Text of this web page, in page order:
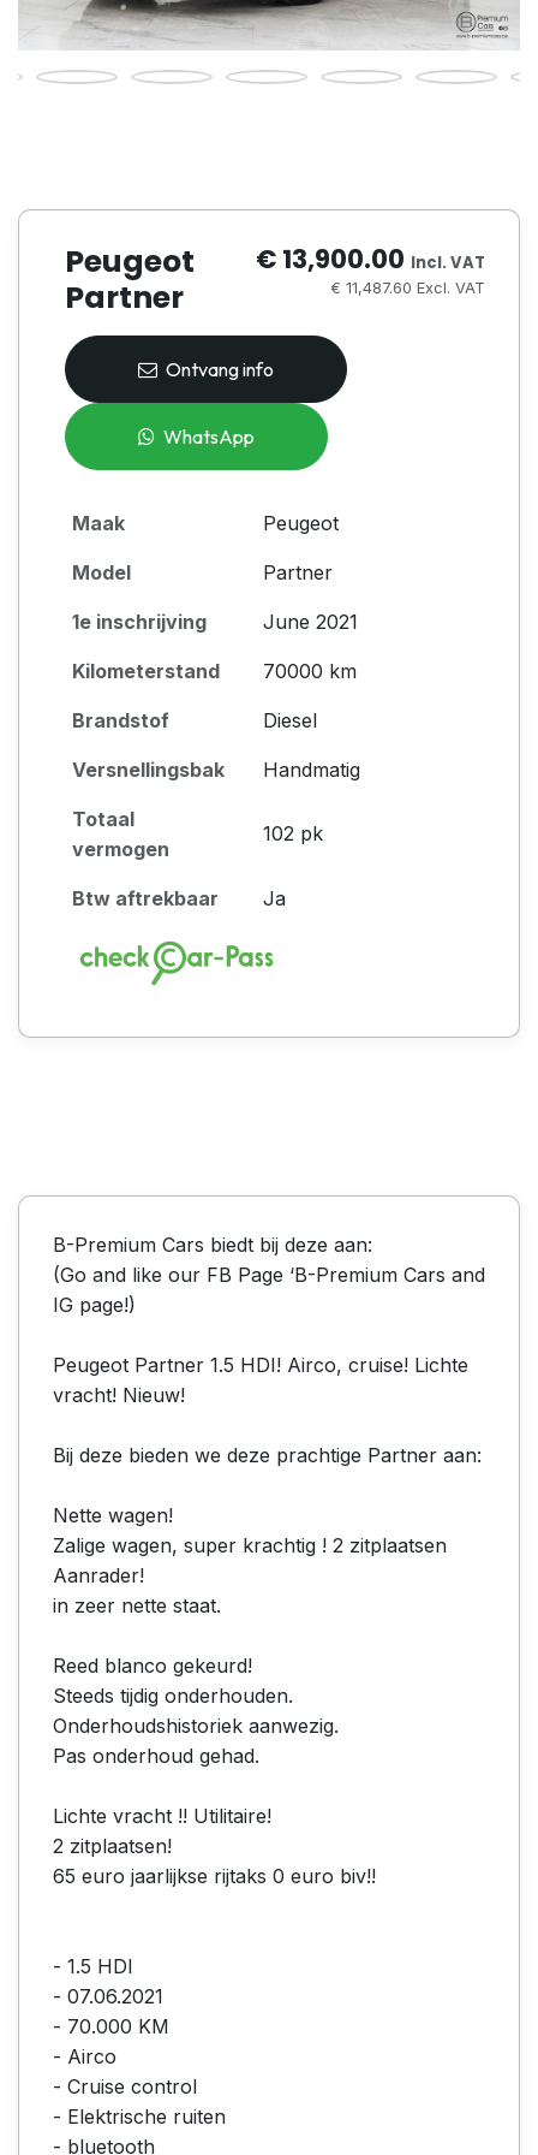
Peugeot
Partner
€ 13,900.00 Incl. VAT
€ 11,487.60 Excl. VAT
Ontvang info
WhatsApp
Maak Peugeot
Model Partner
1e inschrijving June 2021
Kilometerstand 70000 km
Brandstof Diesel
Versnellingsbak Handmatig
Totaal
vermogen
102 pk
Btw aftrekbaar Ja
B-Premium Cars biedt bij deze aan:
(Go and like our FB Page ‘B-Premium Cars and
IG page!)
Peugeot Partner 1.5 HDI! Airco, cruise! Lichte
vracht! Nieuw!
Bij deze bieden we deze prachtige Partner aan:
Nette wagen!
Zalige wagen, super krachtig ! 2 zitplaatsen
Aanrader!
in zeer nette staat.
Reed blanco gekeurd!
Steeds tijdig onderhouden.
Onderhoudshistoriek aanwezig.
Pas onderhoud gehad.
Lichte vracht !! Utilitaire!
2 zitplaatsen!
65 euro jaarlijkse rijtaks 0 euro biv!!
- 1.5 HDI
- 07.06.2021
- 70.000 KM
- Airco
- Cruise control
- Elektrische ruiten
- bluetooth